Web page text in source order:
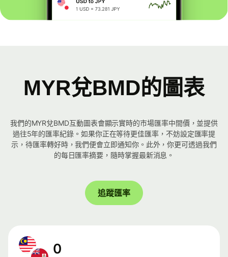
MYR兌BMD的圖表
我們的MYR兌BMD互動圖表會顯示實時的市場匯率中間價，並提供
過往5年的匯率紀錄。如果你正在等待更佳匯率，不妨設定匯率提
示，待匯率轉好時，我們便會立即通知你。此外，你更可透過我們
的每日匯率摘要，隨時掌握最新消息。
追蹤匯率
0